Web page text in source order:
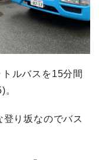
ルバスを15分間
り坂なのでバス